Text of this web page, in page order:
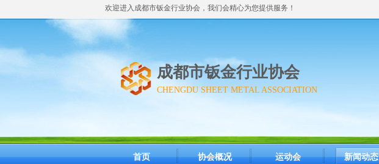
欢迎进入成都市钣金行业协会，我们会精心为您提供服务！
CHENGDU SHEET METAL ASSOCIATION
成都市钣金行业协会
首页 协会概况 运动会 新闻动态